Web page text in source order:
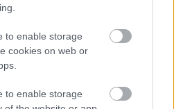
to enable storage
cookies on web or
to enable storage
módja, rendje:
alapján kiválasztott
ezt követően döntés születik